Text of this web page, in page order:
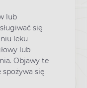
lub
się
leku
lub
Objawy te
spożywa się